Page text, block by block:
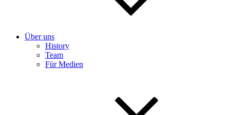
Über uns
History
Team
Für Medien